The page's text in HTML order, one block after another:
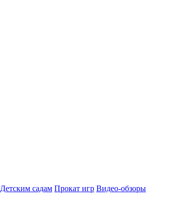
Детским садам Прокат игр Видео-обзоры